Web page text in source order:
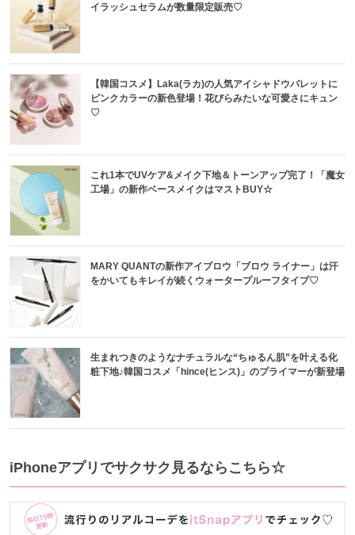
イラッシュセラムが数量限定販売♡
【韓国コスメ】Laka(ラカ)の人気アイシャドウパレットに
ピンクカラーの新色登場！花びらみたいな可愛さにキュン
♡
これ1本でUVケア&メイク下地＆トーンアップ完了！「魔女
工場」の新作ベースメイクはマストBUY☆
MARY QUANTの新作アイブロウ「ブロウ ライナー」は汗
をかいてもキレイが続くウォータープルーフタイプ♡
生まれつきのようなナチュラルな“ちゅるん肌”を叶える化
粧下地♪韓国コスメ「hince(ヒンス)」のプライマーが新登場
iPhoneアプリでサクサク見るならこちら☆